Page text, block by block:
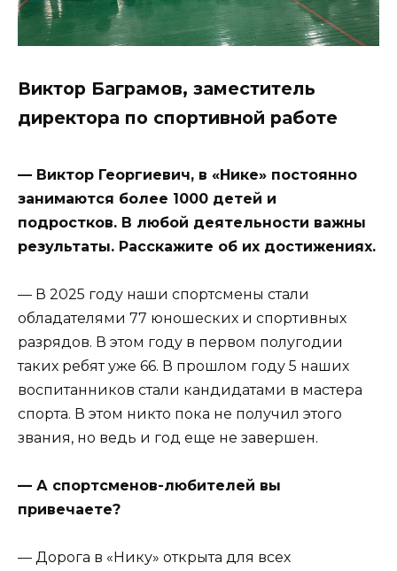
Виктор Баграмов, заместитель
директора по спортивной работе
— Виктор Георгиевич, в «Нике» постоянно
занимаются более 1000 детей и
подростков. В любой деятельности важны
результаты. Расскажите об их достижениях.
— В 2025 году наши спортсмены стали
обладателями 77 юношеских и спортивных
разрядов. В этом году в первом полугодии
таких ребят уже 66. В прошлом году 5 наших
воспитанников стали кандидатами в мастера
спорта. В этом никто пока не получил этого
звания, но ведь и год еще не завершен.
— А спортсменов-любителей вы
привечаете?
— Дорога в «Нику» открыта для всех